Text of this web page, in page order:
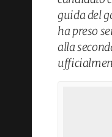
guida del
ha preso
alla